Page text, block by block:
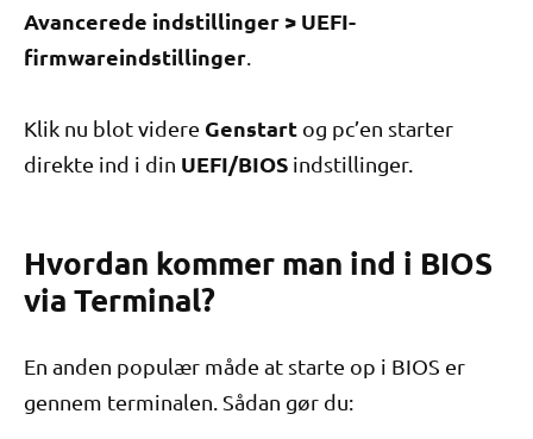
Avancerede indstillinger > UEFI-
firmwareindstillinger
Klik nu blot videre Genstart og pc’en starter
direkte ind i din UEFI/BIOS indstillinger.
Hvordan kommer man ind i BIOS
via Terminal?
En anden populær måde at starte op i BIOS er
gennem terminalen. Sådan gør du: